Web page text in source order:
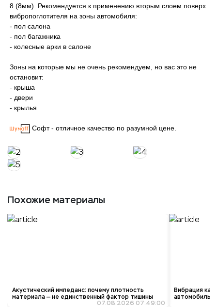
8 (8мм). Рекомендуется к применению вторым слоем поверх
вибропоглотителя на зоны автомобиля:
- пол салона
- пол багажника
- колесные арки в салоне
Зоны на которые мы не очень рекомендуем, но вас это не
остановит:
- крыша
- двери
- крылья
Софт - отличное качество по разумной цене.
Похожие материалы
Акустический импеданс: почему плотность
материала — не единственный фактор тишины
07.08.2026 07:49:00
Вибрация как
автомобиль